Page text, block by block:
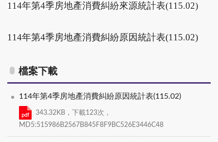
114年第4季房地產消費糾紛來源統計表(115.02)
114年第4季房地產消費糾紛原因統計表(115.02)
檔案下載
114年第4季房地產消費糾紛原因統計表(115.02)
343.32KB，下載123次，
MD5:515986B2567B845F8F9BC526E3446C48